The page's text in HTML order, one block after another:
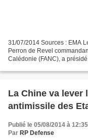
31/07/2014 Sources : EMA
Perron de Revel
Calédonie (FANC), a
La Chine va lever
antimissile des
Publié le 05/08/2014 à 12:35
Par RP Defense